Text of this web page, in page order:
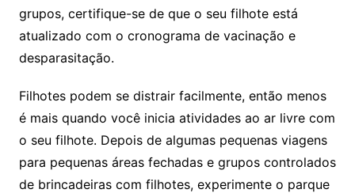
grupos, certifique-se de que o seu filhote está
atualizado com o cronograma de vacinação e
desparasitação.
Filhotes podem se distrair facilmente, então menos
é mais quando você inicia atividades ao ar livre com
o seu filhote. Depois de algumas pequenas viagens
para pequenas áreas fechadas e grupos controlados
de brincadeiras com filhotes, experimente o parque